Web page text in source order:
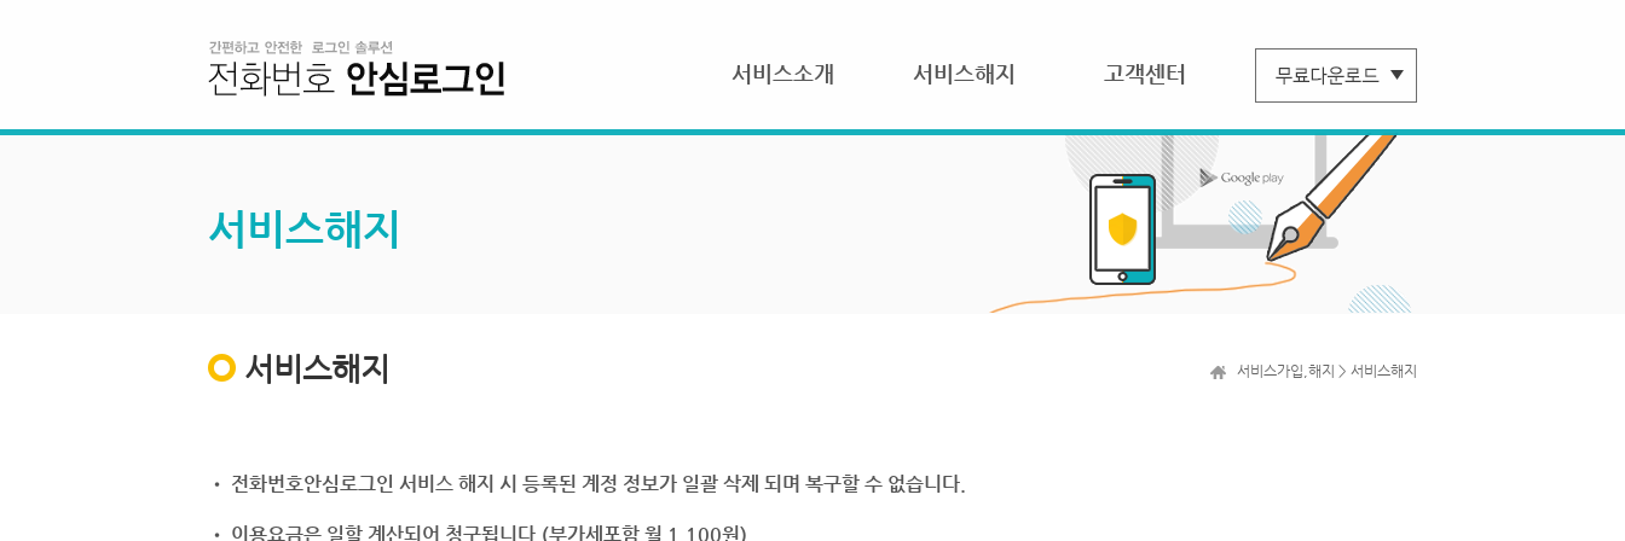
서비스소개 서비스해지 고객센터
서비스해지
서비스해지 서비스가입,해지 > 서비스해지
• 전화번호안심로그인 서비스 해지 시 등록된 계정 정보가 일괄 삭제 되며 복구할 수 없습니다.
• 이용요금은 일할 계산되어 청구됩니다.(부가세포함 월 1,100원)